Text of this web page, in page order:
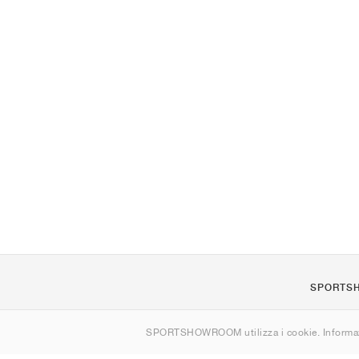
SPORTSHOWROOM utilizza i cookie.Contatti